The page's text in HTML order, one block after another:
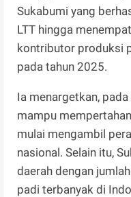
Sukabumi yang
LTT hingga
kontributor produksi
pada tahun 2025.
Ia menargetkan,
mampu
mulai mengambil
nasional. Selain itu,
daerah dengan
padi terbanyak di